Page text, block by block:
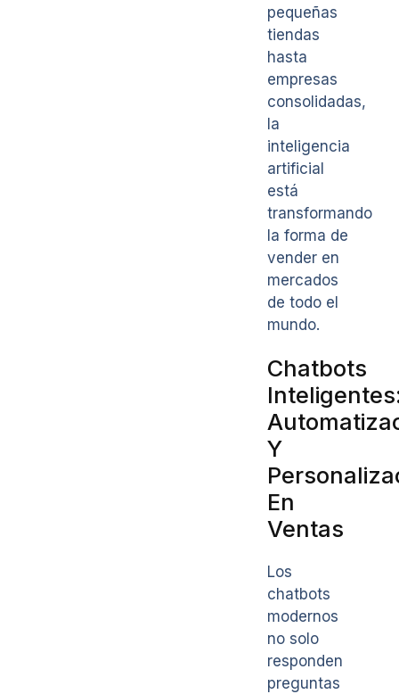
pequeñas
tiendas
hasta
empresas
consolidadas,
la
inteligencia
artificial
está
transformando
la forma de
vender en
mercados
de todo el
mundo.
Chatbots
Y
En
Ventas
Los
chatbots
modernos
no solo
responden
preguntas